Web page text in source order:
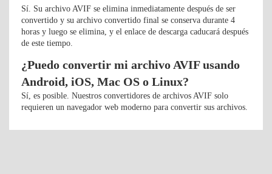
Sí. Su archivo AVIF se elimina inmediatamente después de ser
convertido y su archivo convertido final se conserva durante 4
horas y luego se elimina, y el enlace de descarga caducará después
de este tiempo.
¿Puedo convertir mi archivo AVIF usando
Android, iOS, Mac OS o Linux?
Sí, es posible. Nuestros convertidores de archivos AVIF solo
requieren un navegador web moderno para convertir sus archivos.